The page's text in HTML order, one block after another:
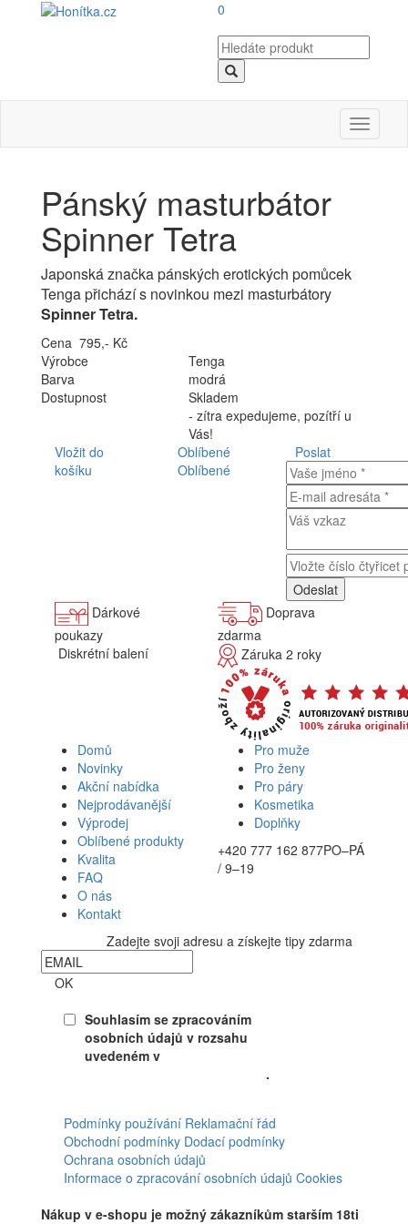
0
Toggle
Pánský masturbátor
Spinner Tetra
Japonská značka pánských erotických pomůcek
Tenga přichází s novinkou mezi masturbátory
Spinner Tetra.
Cena 795,- Kč
Výrobce
Tenga
Barva
modrá
Dostupnost
Skladem
- zítra expedujeme, pozítří u
Vás!
Vložit do
košíku
Oblíbené
Oblíbené
Poslat
Dárkové
poukazy
Doprava
zdarma
Diskrétní balení
Záruka 2 roky
Domů
Novinky
Akční nabídka
Nejprodávanější
Výprodej
Oblíbené produkty
Kvalita
FAQ
O nás
Kontakt
Pro muže
Pro ženy
Pro páry
Kosmetika
Doplňky
+420 777 162 877PO–PÁ
/ 9–19
Zadejte svoji adresu a získejte tipy zdarma
OK
Souhlasím se zpracováním
osobních údajů v rozsahu
uvedeném v
.
Podmínky používání Reklamační řád
Obchodní podmínky Dodací podmínky
Ochrana osobních údajů
Informace o zpracování osobních údajů Cookies
Nákup v e-shopu je možný zákazníkům starším 18ti